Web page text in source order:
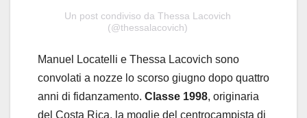
Un post condiviso da Thessa Lacovich
(@thessalacovich)
Manuel Locatelli e Thessa Lacovich sono
convolati a nozze lo scorso giugno dopo quattro
anni di fidanzamento. Classe 1998, originaria
del Costa Rica, la moglie del centrocampista di